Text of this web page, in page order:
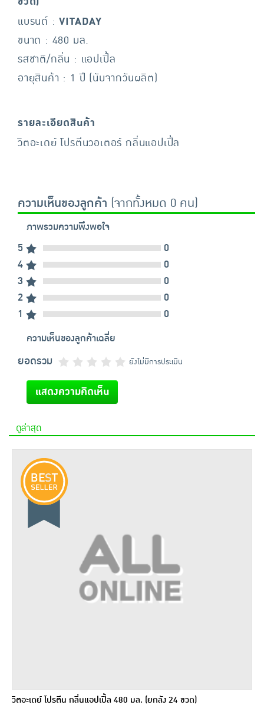
แบรนด์ :VITADAY
ขนาด : 480 มล.
รสชาติ/กลิ่น : แอปเปิ้ล
อายุสินค้า : 1 ปี (นับจากวันผลิต)
รายละเอียดสินค้า
วิตอะเดย์ โปรตีนวอเตอร์ กลิ่นแอปเปิ้ล
ความเห็นของลูกค้า (จากทั้งหมด 0 คน)
ภาพรวมความพึงพอใจ
5
0
4
0
3
0
2
0
1
0
ความเห็นของลูกค้าเฉลี่ย
ยอดรวม ยังไม่มีการประเมิน
แสดงความคิดเห็น
ดูล่าสุด
วิตอะเดย์ โปรตีน กลิ่นแอปเปิ้ล 480 มล. (ยกลัง 24 ขวด)